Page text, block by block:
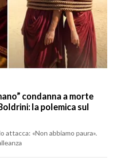
condanna a morte
la polemica sul
attacca: «Non abbiamo paura».